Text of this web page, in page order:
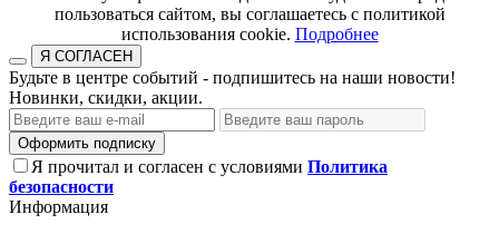
пользоваться сайтом, вы соглашаетесь с политикой
использования cookie.​​​​​​​ Подробнее
Я СОГЛАСЕН
Будьте в центре событий - подпишитесь на наши новости!
Новинки, скидки, акции.
Оформить подписку
Я прочитал и согласен с условиями Политика
безопасности
Информация